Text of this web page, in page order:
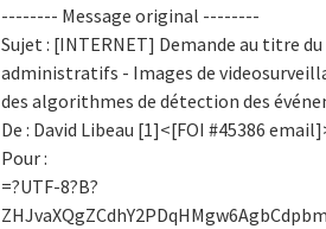
-------- Message original --------
Sujet : [INTERNET] Demande au titre
administratifs - Images de
des algorithmes de détection des
De : David Libeau [1]<[FOI #45386
Pour :
=?UTF-8?B?